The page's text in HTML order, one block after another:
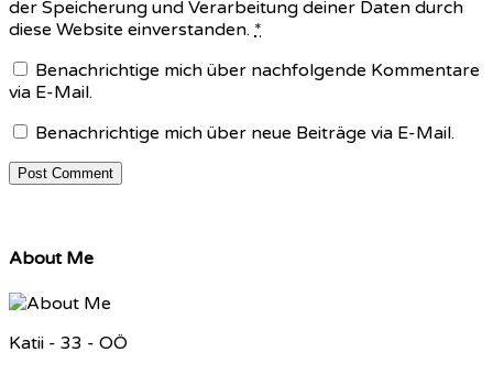
der Speicherung und Verarbeitung deiner Daten durch
diese Website einverstanden. *
Benachrichtige mich über nachfolgende Kommentare
via E-Mail.
Benachrichtige mich über neue Beiträge via E-Mail.
About Me
Katii - 33 - OÖ